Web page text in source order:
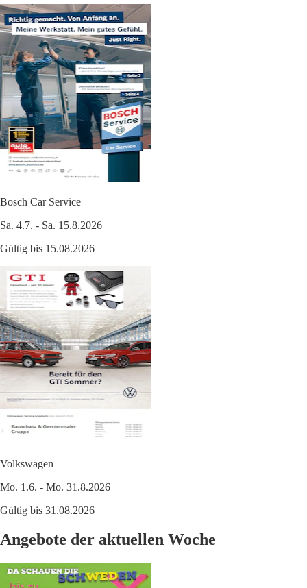
Bosch Car Service
Sa. 4.7. - Sa. 15.8.2026
Gültig bis 15.08.2026
Volkswagen
Mo. 1.6. - Mo. 31.8.2026
Gültig bis 31.08.2026
Angebote der aktuellen Woche